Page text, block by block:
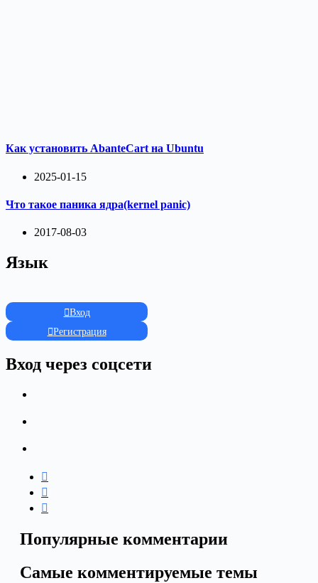
Как установить AbanteCart на Ubuntu
2025-01-15
Что такое паника ядра(kernel panic)
2017-08-03
Язык
Вход
Регистрация
Вход через соцсети
Популярные комментарии
Самые комментируемые темы